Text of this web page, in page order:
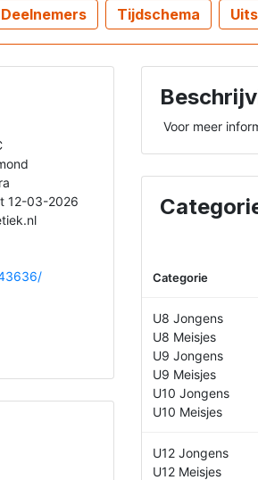
Deelnemers Tijdschema
12-03-2026
Voor meer
Categorie
U8 Jongens
U8 Meisjes
U9 Jongens
U9 Meisjes
U10 Jongens
U10 Meisjes
U12 Jongens
U12 Meisjes